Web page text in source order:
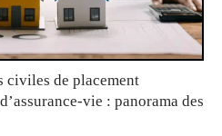
civiles de placement
vie : panorama des